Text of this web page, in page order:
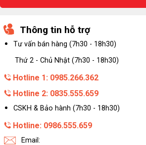
Thông tin hỗ trợ
Tư vấn bán hàng (7h30 - 18h30)
Thứ 2 - Chủ Nhật (7h30 - 18h30)
Hotline 1: 0985.266.362
Hotline 2: 0835.555.659
CSKH & Bảo hành (7h30 - 18h30)
Hotline: 0986.555.659
Email: